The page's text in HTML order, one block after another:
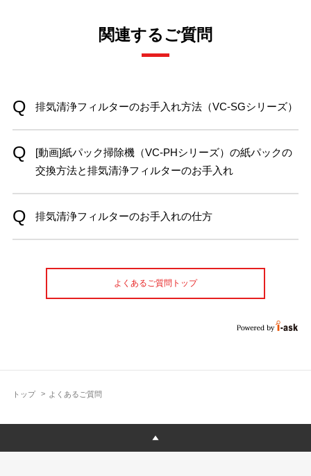
トップ よくあるご質問
関連するご質問
排気清浄フィルターのお手入れ方法（VC-SGシリーズ）
[動画]紙パック掃除機（VC-PHシリーズ）の紙パックの
交換方法と排気清浄フィルターのお手入れ
排気清浄フィルターのお手入れの仕方
よくあるご質問トップ